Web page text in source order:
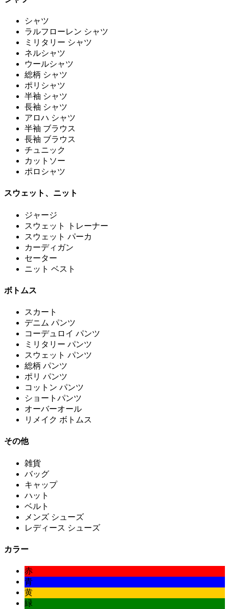
シャツ
ラルフローレン シャツ
ミリタリー シャツ
ネルシャツ
ウールシャツ
総柄 シャツ
ポリシャツ
半袖 シャツ
長袖 シャツ
アロハ シャツ
半袖 ブラウス
長袖 ブラウス
チュニック
カットソー
ポロシャツ
スウェット、ニット
ジャージ
スウェット トレーナー
スウェット パーカ
カーディガン
セーター
ニット ベスト
ボトムス
スカート
デニム パンツ
コーデュロイ パンツ
ミリタリー パンツ
スウェット パンツ
総柄 パンツ
ポリ パンツ
コットン パンツ
ショートパンツ
オーバーオール
リメイク ボトムス
その他
雑貨
バッグ
キャップ
ハット
ベルト
メンズ シューズ
レディース シューズ
カラー
赤
青
黄
緑